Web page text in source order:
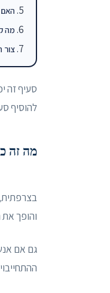
האם
מה
צור
סעיף זה
להוסיף
מה זה
בצרפתית,
והופך
גם אם